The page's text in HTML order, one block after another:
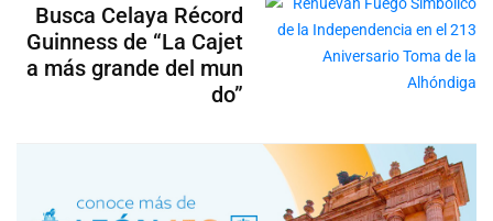
Busca Celaya Récord
Guinness de “La Cajet
a más grande del mun
do”